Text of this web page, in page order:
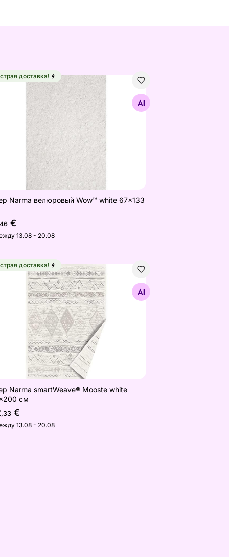
Narma велюровый Wow™ white 67x133 см
Найдите похожие
доставка!
Narma велюровый Wow™ white 67x133
€
13.08 - 20.08
Narma smartWeave® Mooste white 140x200 см
Найдите похожие
доставка!
Narma smartWeave® Mooste white
см
,33€
13.08 - 20.08